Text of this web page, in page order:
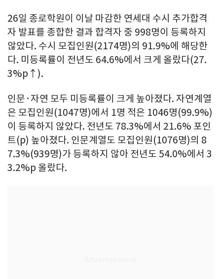
26일 종로학원이 이날 마감한 연세대 수시 추가합격
자 발표를 종합한 결과 합격자 중 998명이 등록하지
않았다. 수시 모집인원(2174명)의 91.9%에 해당한
다. 미등록률이 전년도 64.6%에서 크게 올랐다(27.
3%p↑).
인문·자연 모두 미등록률이 크게 높아졌다. 자연계열
은 모집인원(1047명)에서 1명 적은 1046명(99.9%)
이 등록하지 않았다. 전년도 78.3%에서 21.6% 포인
트(p) 높아졌다. 인문계열도 모집인원(1076명)의 8
7.3%(939명)가 등록하지 않아 전년도 54.0%에서 3
3.2%p 올랐다.